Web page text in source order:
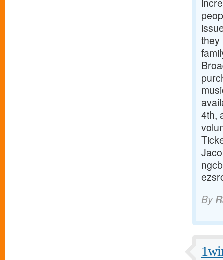
they
4th,
By